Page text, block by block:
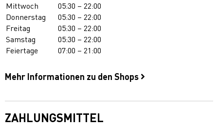
Mittwoch
05:30 – 22:00
Donnerstag
05:30 – 22:00
Freitag
05:30 – 22:00
Samstag
05:30 – 22:00
Feiertage
07:00 – 21:00
Mehr Informationen zu den Shops
ZAHLUNGSMITTEL